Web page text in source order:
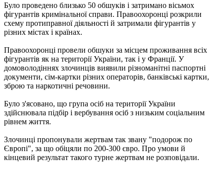
Було проведено близько 50 обшуків і затримано вісьмох
фігурантів кримінальної справи. Правоохоронці розкрили
схему протиправної діяльності й затримали фігурантів у
різних містах і країнах.
Правоохоронці провели обшуки за місцем проживання всіх
фігурантів як на території України, так і у Франції. У
домоволодіннях злочинців виявили різноманітні паспортні
документи, сім-картки різних операторів, банківські картки,
зброю та наркотичні речовини.
Було з'ясовано, що група осіб на території України
здійснювала підбір і вербування осіб з низьким соціальним
рівнем життя.
Злочинці пропонували жертвам так звану "подорож по
Європі", за що обіцяли по 200-300 євро. Про умови й
кінцевий результат такого турне жертвам не розповідали.